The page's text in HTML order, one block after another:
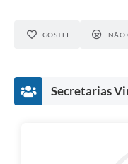
GOSTEI NÃO
Secretarias